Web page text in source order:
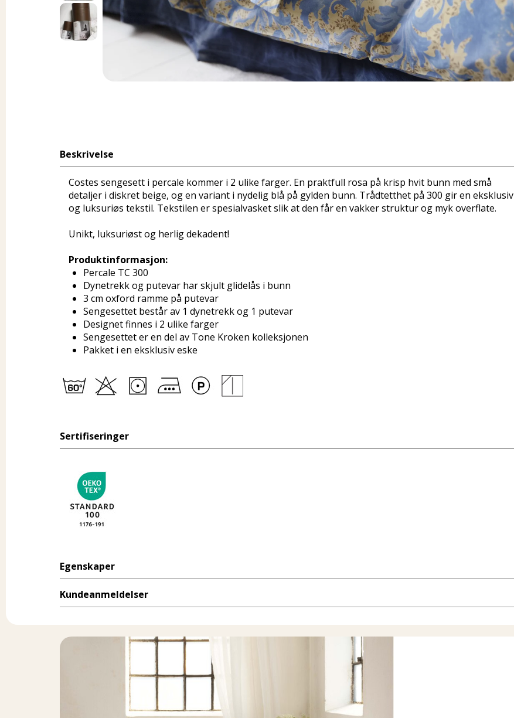
Beskrivelse
Costes sengesett i percale kommer i 2 ulike farger. En praktfull rosa på krisp hvit bunn med små
detaljer i diskret beige, og en variant i nydelig blå på gylden bunn. Trådtetthet på 300 gir en eksklusiv
og luksuriøs tekstil. Tekstilen er spesialvasket slik at den får en vakker struktur og myk overflate.
Unikt, luksuriøst og herlig dekadent!
Produktinformasjon:
Percale TC 300
Dynetrekk og putevar har skjult glidelås i bunn
3 cm oxford ramme på putevar
Sengesettet består av 1 dynetrekk og 1 putevar
Designet finnes i 2 ulike farger
Sengesettet er en del av Tone Kroken kolleksjonen
Pakket i en eksklusiv eske
Sertifiseringer
Egenskaper
Kundeanmeldelser